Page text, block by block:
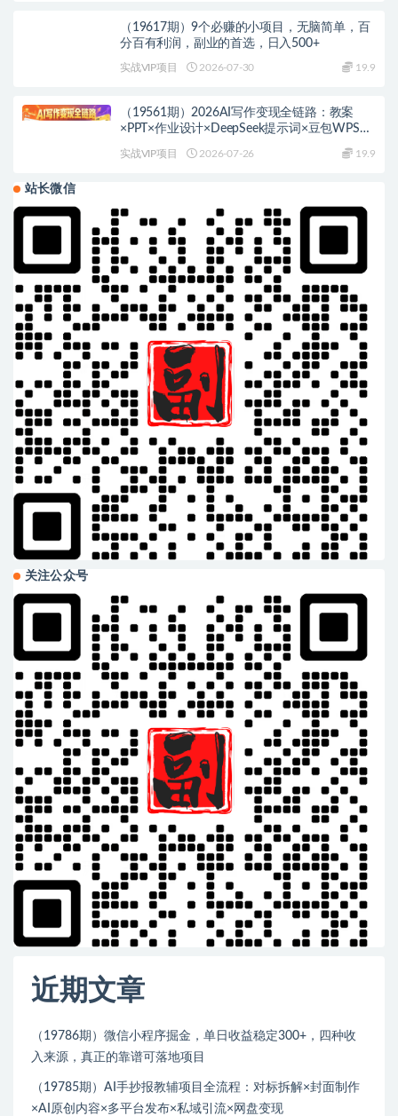
（19617期）9个必赚的小项目，无脑简单，百
分百有利润，副业的首选，日入500+
实战VIP项目 2026-07-30 19.9
（19561期）2026AI写作变现全链路：教案
×PPT×作业设计×DeepSeek提示词×豆包WPS
实战VIP项目 2026-07-26 19.9
站长微信
关注公众号
近期文章
（19786期）微信小程序掘金，单日收益稳定300+，四种收
入来源，真正的靠谱可落地项目
（19785期）AI手抄报教辅项目全流程：对标拆解×封面制作
×AI原创内容×多平台发布×私域引流×网盘变现